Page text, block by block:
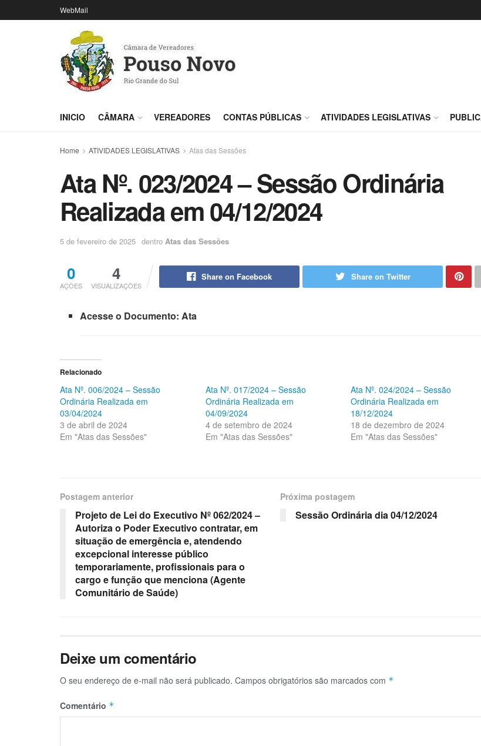
WebMail
INICIO CÂMARA VEREADORES CONTAS PÚBLICAS ATIVIDADES LEGISLATIVAS
Home ATIVIDADES LEGISLATIVAS Atas das Sessões
Ata Nº. 023/2024 – Sessão Ordinária
Realizada em 04/12/2024
5 de fevereiro de 2025 dentro Atas das Sessões
0
AÇÕES
4
VISUALIZAÇÕES
Share on Facebook Share on Twitter
Acesse o Documento: Ata
Relacionado
Ata Nº. 006/2024 – Sessão
Ordinária Realizada em
03/04/2024
3 de abril de 2024
Em "Atas das Sessões"
Ata Nº. 017/2024 – Sessão
Ordinária Realizada em
04/09/2024
4 de setembro de 2024
Em "Atas das Sessões"
Ata Nº. 024/2024 – Sessão
Ordinária Realizada em
18/12/2024
18 de dezembro de 2024
Em "Atas das Sessões"
Postagem anterior
Projeto de Lei do Executivo Nº 062/2024 –
Autoriza o Poder Executivo contratar, em
situação de emergência e, atendendo
excepcional interesse público
temporariamente, profissionais para o
cargo e função que menciona (Agente
Comunitário de Saúde)
Próxima postagem
Sessão Ordinária dia 04/12/2024
Deixe um comentário
O seu endereço de e-mail não será publicado. Campos obrigatórios são marcados com *
Comentário *